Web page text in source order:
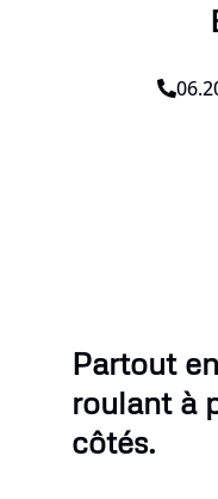
Partout
roulant à
côtés.